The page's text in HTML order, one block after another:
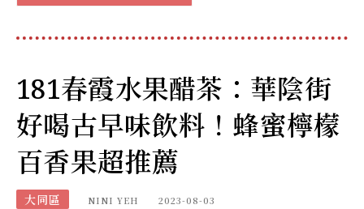
181春霞水果醋茶：華陰街
好喝古早味飲料！蜂蜜檸檬
百香果超推薦
大同區 NINI YEH 2023-08-03